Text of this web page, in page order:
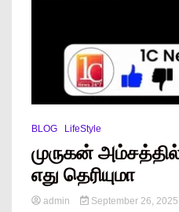
BLOG LifeStyle
முருகன்
எது தெரியுமா
admin September 26, 2025